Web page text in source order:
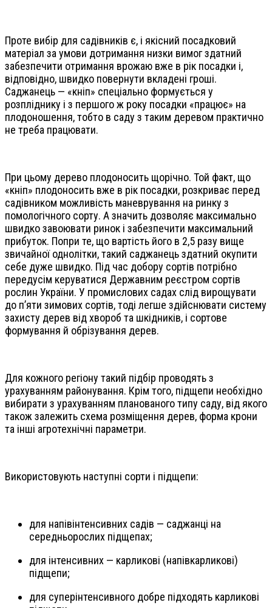
Проте вибір для садівників є, і якісний посадковий
матеріал за умови дотримання низки вимог здатний
забезпечити отримання врожаю вже в рік посадки і,
відповідно, швидко повернути вкладені гроші.
Саджанець — «кніп» спеціально формується у
розпліднику і з першого ж року посадки «працює» на
плодоношення, тобто в саду з таким деревом практично
не треба працювати.
При цьому дерево плодоносить щорічно. Той факт, що
«кніп» плодоносить вже в рік посадки, розкриває перед
садівником можливість маневрування на ринку з
помологічного сорту. А значить дозволяє максимально
швидко завоювати ринок і забезпечити максимальний
прибуток. Попри те, що вартість його в 2,5 разу вище
звичайної однолітки, такий саджанець здатний окупити
себе дуже швидко. Під час добору сортів потрібно
передусім керуватися Державним реєстром сортів
рослин України. У промислових садах слід вирощувати
до п’яти зимових сортів, тоді легше здійснювати систему
захисту дерев від хвороб та шкідників, і сортове
формування й обрізування дерев.
Для кожного регіону такий підбір проводять з
урахуванням районування. Крім того, підщепи необхідно
вибирати з урахуванням планованого типу саду, від якого
також залежить схема розміщення дерев, форма крони
та інші агротехнічні параметри.
Використовують наступні сорти і підщепи:
для напівінтенсивних садів — саджанці на
середньорослих підщепах;
для інтенсивних — карликові (напівкарликові)
підщепи;
для суперінтенсивного добре підходять карликові